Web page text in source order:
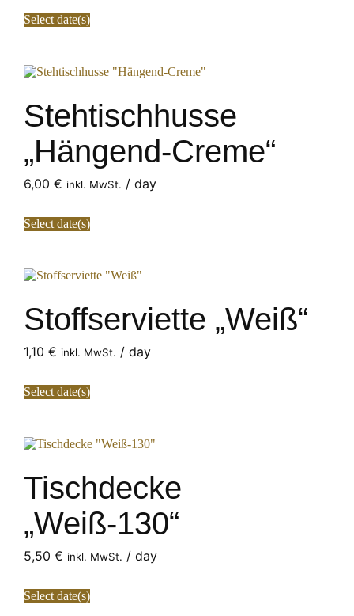
Select date(s)
Stehtischhusse
„Hängend-Creme“
6,00€ inkl. MwSt. / day
Select date(s)
Stoffserviette „Weiß“
1,10€ inkl. MwSt. / day
Select date(s)
Tischdecke
„Weiß-130“
5,50€ inkl. MwSt. / day
Select date(s)